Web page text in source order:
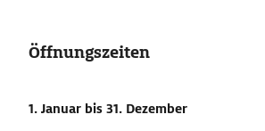
Öffnungszeiten
1. Januar bis 31. Dezember